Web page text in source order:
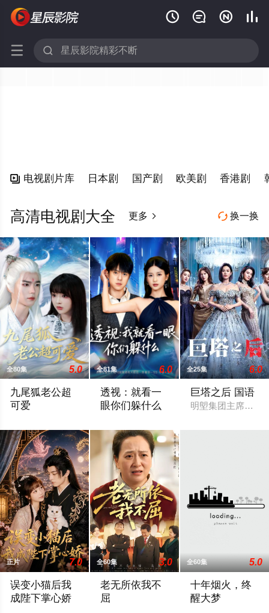
   
 
 电视剧片库 日本剧 国产剧 欧美剧 香港剧
 换一换
高清电视剧大全 更多 
全80集 5.0
九尾狐老公超
可爱
全81集 6.0
透视：就看一
眼你们躲什么
全25集 6.0
巨塔之后 国语
明塱集团主席王进
正片 7.0
误变小猫后我
成陛下掌心娇
全60集 3.0
老无所依我不
屈
全60集 5.0
十年烟火，终
醒大梦